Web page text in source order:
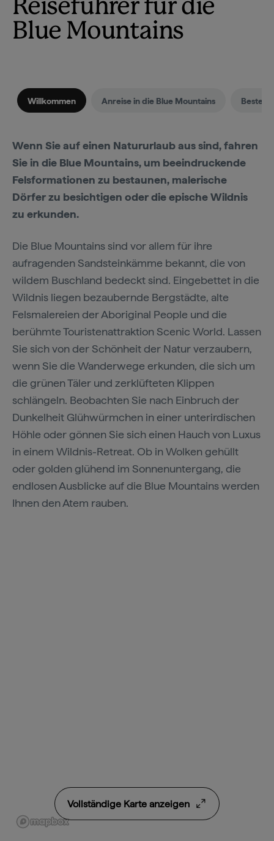
Reiseführer für die
Blue Mountains
Willkommen Anreise in die Blue Mountains Beste
Wenn Sie auf einen Natururlaub aus sind, fahren
Sie in die Blue Mountains, um beeindruckende
Felsformationen zu bestaunen, malerische
Dörfer zu besichtigen oder die epische Wildnis
zu erkunden.
Die Blue Mountains sind vor allem für ihre
aufragenden Sandsteinkämme bekannt, die von
wildem Buschland bedeckt sind. Eingebettet in die
Wildnis liegen bezaubernde Bergstädte, alte
Felsmalereien der Aboriginal People und die
berühmte Touristenattraktion Scenic World. Lassen
Sie sich von der Schönheit der Natur verzaubern,
wenn Sie die Wanderwege erkunden, die sich um
die grünen Täler und zerklüfteten Klippen
schlängeln. Beobachten Sie nach Einbruch der
Dunkelheit Glühwürmchen in einer unterirdischen
Höhle oder gönnen Sie sich einen Hauch von Luxus
in einem Wildnis-Retreat. Ob in Wolken gehüllt
oder golden glühend im Sonnenuntergang, die
endlosen Ausblicke auf die Blue Mountains werden
Ihnen den Atem rauben.
Vollständige Karte anzeigen